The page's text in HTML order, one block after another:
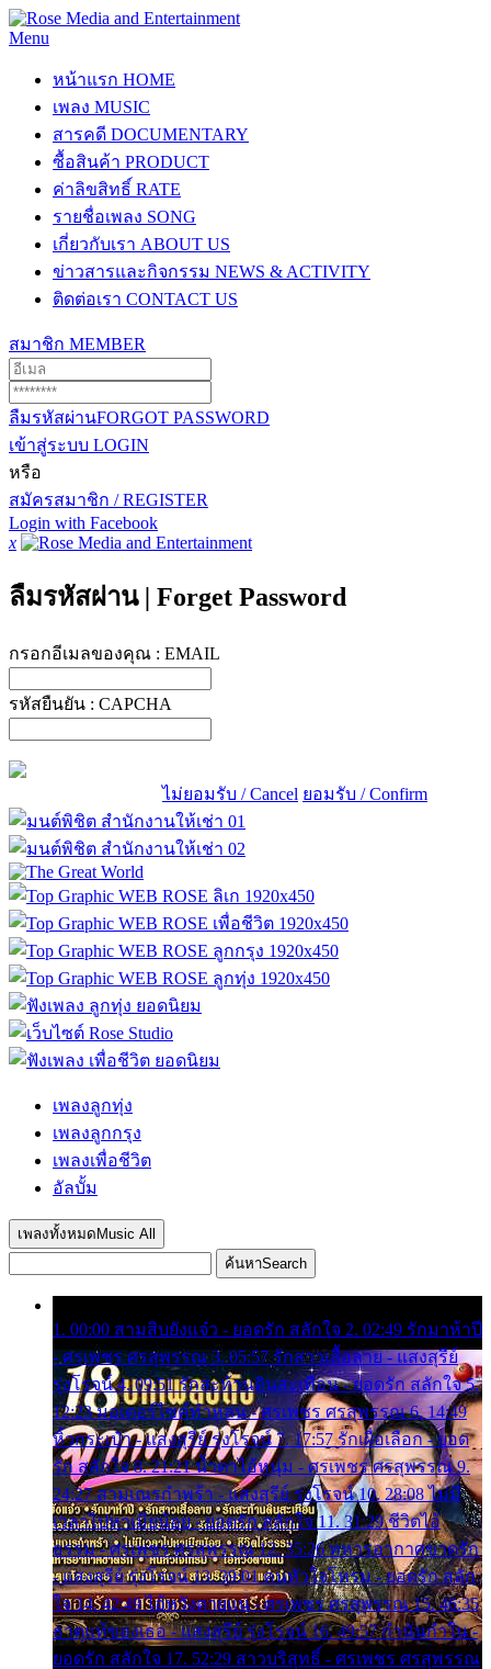
Menu
หน้าแรก HOME
เพลง MUSIC
สารคดี DOCUMENTARY
ซื้อสินค้า PRODUCT
ค่าลิขสิทธิ์ RATE
รายชื่อเพลง SONG
เกี่ยวกับเรา ABOUT US
ข่าวสารและกิจกรรม NEWS & ACTIVITY
ติดต่อเรา CONTACT US
สมาชิก MEMBER
ลืมรหัสผ่านFORGOT PASSWORD
เข้าสู่ระบบ LOGIN
หรือ
สมัครสมาชิก / REGISTER
Login with Facebook
x
ลืมรหัสผ่าน | Forget Password
กรอกอีเมลของคุณ : EMAIL
รหัสยืนยัน : CAPCHA
ไม่ยอมรับ / Cancel ยอมรับ / Confirm
เพลงลูกทุ่ง
เพลงลูกกรุง
เพลงเพื่อชีวิต
อัลบั้ม
เพลงทั้งหมด Music All
ค้นหาSearch
1. 00:00 สามสิบยังแจ๋ว - ยอดรัก สลักใจ 2. 02:49 รักมาห้าปี
- ศรเพชร ศรสุพรรณ 3. 05:57 รักสาวเสื้อลาย - แสงสุรีย์
รุ่งโรจน์ 4. 09:51 รักสะท้านดินสะเทือน - ยอดรัก สลักใจ 5.
12:23 มอเตอร์ไซค์ทำหล่น - ศรเพชร ศรสุพรรณ 6. 14:49
หิ้วกระเป๋า - แสงสุรีย์ รุ่งโรจน์ 7. 17:57 รักเผื่อเลือก - ยอด
รัก สลักใจ 8. 21:21 น้ำตาไอ้หนุ่ม - ศรเพชร ศรสุพรรณ 9.
24:27 สามเณรกำพร้า - แสงสุรีย์ รุ่งโรจน์ 10. 28:08 ไม่มี
เวลาไปหาเมียน้อย - ยอดรัก สลักใจ 11. 31:29 ชีวิตไอ้
ธรรม - ศรเพชร ศรสุพรรณ 12. 35:26 ทหารอากาศขาดรัก
- แสงสุรีย์ รุ่งโรจน์ 13. 39:01 คนหัวใจโทรม - ยอดรัก สลัก
ใจ 14. 42:49 ไอ้หวังตายแน่ - ศรเพชร ศรสุพรรณ 15. 46:35
ธาตุแท้ของเธอ - แสงสุรีย์ รุ่งโรจน์ 16. 49:57 กำนันกำใน -
ยอดรัก สลักใจ 17. 52:29 สาวบริสุทธิ์ - ศรเพชร ศรสุพรรณ